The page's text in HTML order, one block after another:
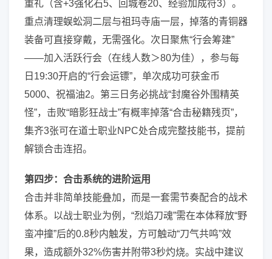
重礼（含+3强化石5、回城卷20、经验加成符3）。
重点清理蜈蚣洞二层与祖玛寺庙一层，掉落的青铜器
装备可直接穿戴，无需强化。次日聚焦“行会筹建”
——加入活跃行会（在线人数＞80为佳），参与每
日19:30开启的“行会运镖”，单次成功可获金币
5000、祝福油2。第三日务必挑战“封魔谷外围精英
怪”，击败“暗影狂战士”有概率掉落“合击秘籍残页”，
集齐3张可在道士职业NPC处合成完整技能书，提前
解锁合击连招。
第四步：合击系统的进阶运用
合击并非简单技能叠加，而是一套需节奏配合的战术
体系。以战士职业为例，“烈焰刀魂”需在本体释放“野
蛮冲撞”后的0.8秒内触发，方可触动“刀气共鸣”效
果，造成额外32%伤害并附带3秒灼烧。实战中建议